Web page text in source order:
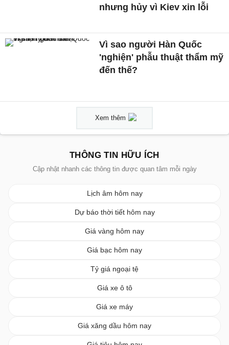
nhưng hủy vì Kiev xin lỗi
Vì sao người Hàn Quốc
'nghiện' phẫu thuật thẩm mỹ
đến thế?
Xem thêm
THÔNG TIN HỮU ÍCH
Cập nhật nhanh các thông tin được quan tâm mỗi ngày
Lịch âm hôm nay
Dự báo thời tiết hôm nay
Giá vàng hôm nay
Giá bạc hôm nay
Tỷ giá ngoại tệ
Giá xe ô tô
Giá xe máy
Giá xăng dầu hôm nay